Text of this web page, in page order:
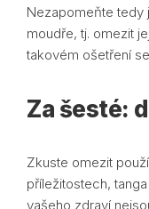
Nezapomeňte tedy
moudře, tj. omezit
takovém ošetření
Za šesté:
Zkuste omezit
příležitostech,
vašeho zdraví